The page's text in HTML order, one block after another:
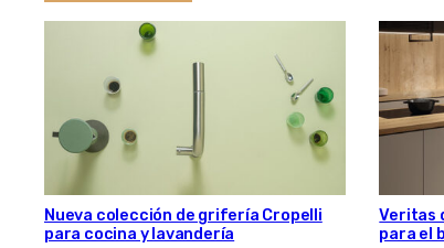
Nueva colección de grifería Cropelli
para cocina y lavandería
Veritas
para el